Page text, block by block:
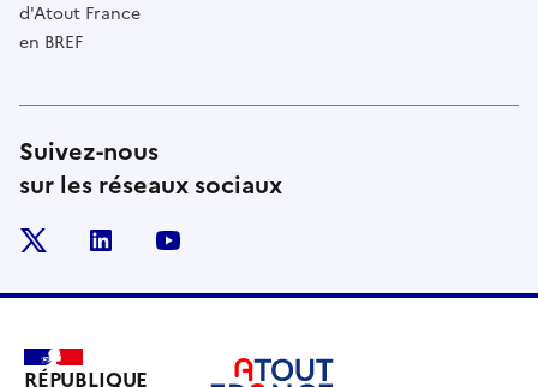
d'Atout France
en BREF
Suivez-nous
sur les réseaux sociaux
linkedin
RÉPUBLIQUE